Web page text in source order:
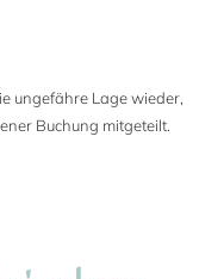
ungefähre Lage wieder,
Buchung mitgeteilt.